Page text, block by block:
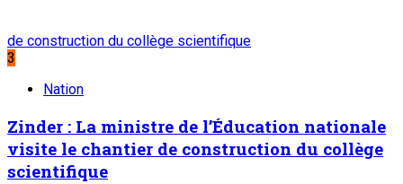
de construction du collège scientifique
3
Nation
Zinder : La ministre de l’Éducation nationale
visite le chantier de construction du collège
scientifique